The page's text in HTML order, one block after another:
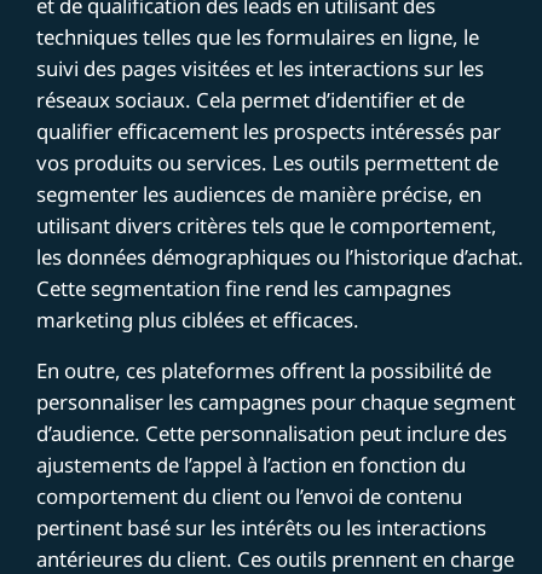
techniques telles que les formulaires en ligne, le
suivi des pages visitées et les interactions sur les
réseaux sociaux. Cela permet d’identifier et de
qualifier efficacement les prospects intéressés par
vos produits ou services. Les outils permettent de
segmenter les audiences de manière précise, en
utilisant divers critères tels que le comportement,
les données démographiques ou l’historique d’achat.
Cette segmentation fine rend les campagnes
marketing plus ciblées et efficaces.
En outre, ces plateformes offrent la possibilité de
personnaliser les campagnes pour chaque segment
d’audience. Cette personnalisation peut inclure des
ajustements de l’appel à l’action en fonction du
comportement du client ou l’envoi de contenu
pertinent basé sur les intérêts ou les interactions
antérieures du client. Ces outils prennent en charge